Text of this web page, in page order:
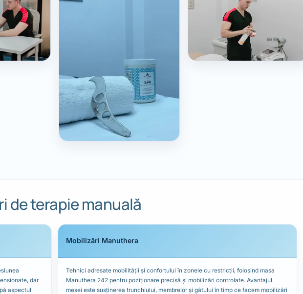
de terapie manuală
dar
aspectul
Mobilizări Manuthera
Tehnici adresate mobilității și confortului în zonele cu restricții, folosind masa
Manuthera 242 pentru poziționare precisă și mobilizări controlate. Avantajul
mesei este susținerea trunchiului, membrelor și gâtului în timp ce facem mobilizări